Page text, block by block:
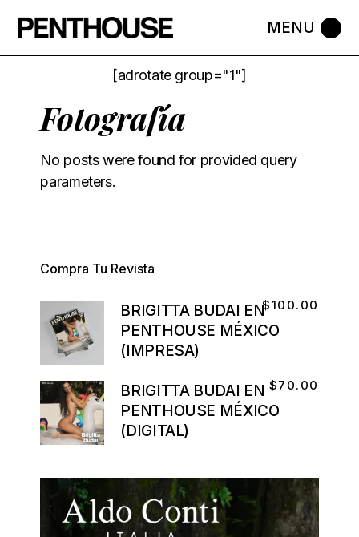
[adrotate group="1"]
Fotografía
No posts were found for provided query
parameters.
Compra Tu Revista
BRIGITTA BUDAI EN
PENTHOUSE MÉXICO
(IMPRESA)
$100.00
BRIGITTA BUDAI EN
PENTHOUSE MÉXICO
(DIGITAL)
$70.00